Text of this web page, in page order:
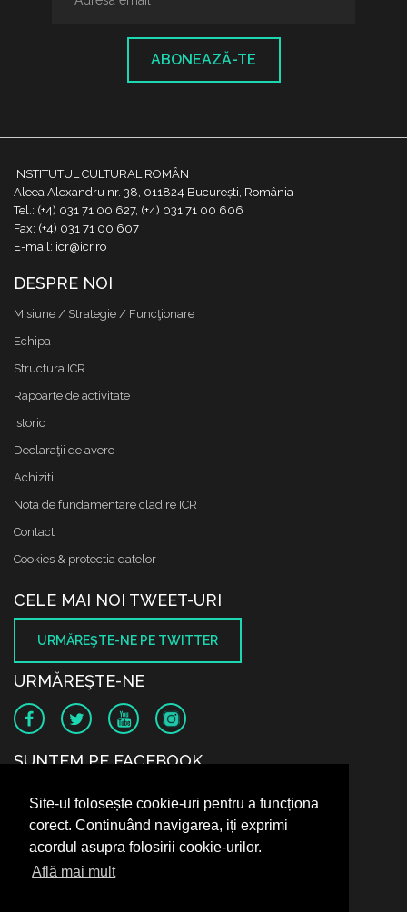
Site-ul folosește cookie-uri pentru a funcționa
corect. Continuând navigarea, iți exprimi
acordul asupra folosirii cookie-urilor.
Află mai mult
ABONEAZĂ-TE
INSTITUTUL CULTURAL ROMÂN
Aleea Alexandru nr. 38, 011824 București, România
Tel.: (+4) 031 71 00 627, (+4) 031 71 00 606
Fax: (+4) 031 71 00 607
E-mail: icr@icr.ro
DESPRE NOI
Misiune / Strategie / Funcţionare
Echipa
Structura ICR
Rapoarte de activitate
Istoric
Declaraţii de avere
Achizitii
Nota de fundamentare cladire ICR
Contact
Cookies & protectia datelor
CELE MAI NOI TWEET-URI
URMĂREŞTE-NE PE TWITTER
URMĂREŞTE-NE
SUNTEM PE FACEBOOK